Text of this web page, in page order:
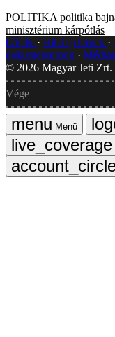
POLITIKA politika
minisztérium kárpótlás
GYIK
Hibát jelentek
dokumentumok
© 2026 Magyar Jeti Zrt.
Vége
Menü